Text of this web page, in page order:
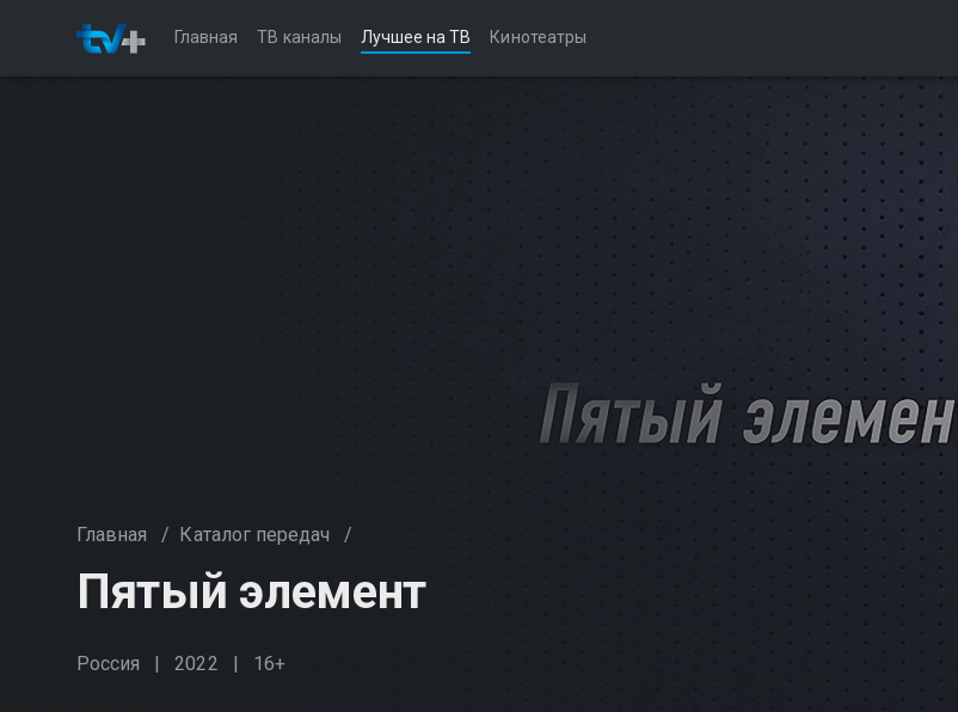
Главная ТВ каналы Лучшее на ТВ Кинотеатры
Главная / Каталог передач /
Пятый элемент
Россия 2022 16+